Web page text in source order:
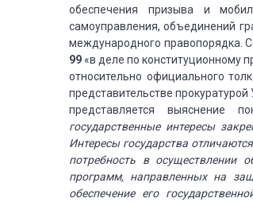
обеспечения призыва и
самоуправления, объединений
международного правопорядка.
99«в деле по конституционному
относительно официального
представительстве
представляется выяснение
государственные интересы
Интересы государства
потребность в осуществлении
программ, направленных на
обеспечение его